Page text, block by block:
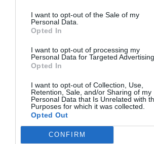
I want to opt-out of the Sale of my
Personal Data.
Opted In
I want to opt-out of processing my
Personal Data for Targeted Advertising.
Opted In
I want to opt-out of Collection, Use,
Retention, Sale, and/or Sharing of my
Personal Data that Is Unrelated with
Purposes for which it was collected.
Opted Out
CONFIRM
5.02 kmdal centro
0 Recensioni